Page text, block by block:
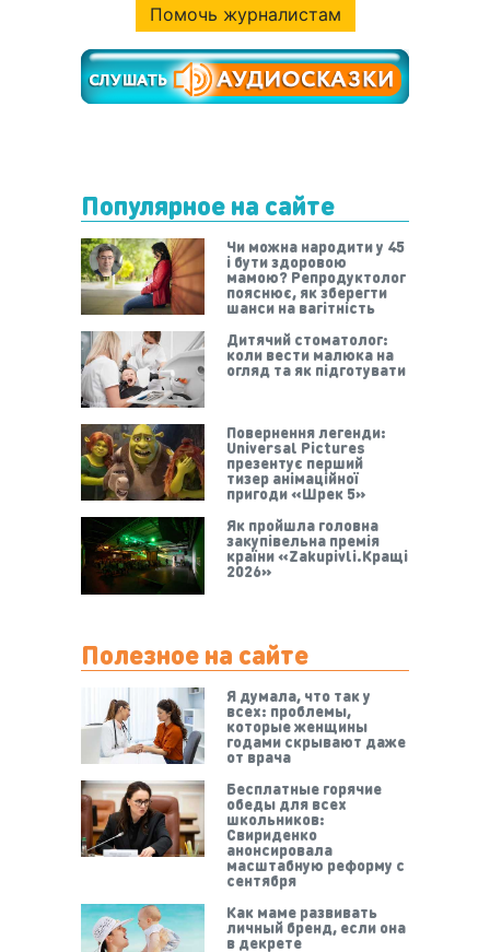
Помочь журналистам
Популярное на сайте
Чи можна народити у 45
і бути здоровою
мамою? Репродуктолог
пояснює, як зберегти
шанси на вагітність
Дитячий стоматолог:
коли вести малюка на
огляд та як підготувати
Повернення легенди:
Universal Pictures
презентує перший
тизер анімаційної
пригоди «Шрек 5»
Як пройшла головна
закупівельна премія
країни «Zakupivli.Кращі
2026»
Полезное на сайте
Я думала, что так у
всех: проблемы,
которые женщины
годами скрывают даже
от врача
Бесплатные горячие
обеды для всех
школьников:
Свириденко
анонсировала
масштабную реформу с
сентября
Как маме развивать
личный бренд, если она
в декрете